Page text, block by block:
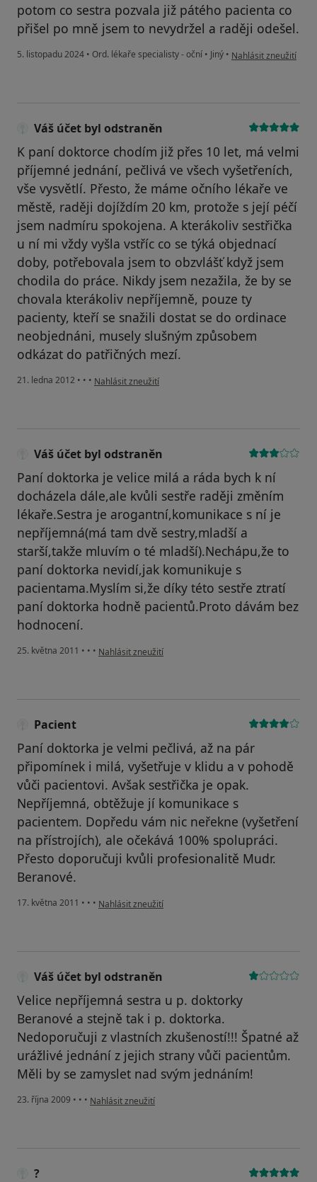
potom co sestra pozvala již pátého pacienta co
přišel po mně jsem to nevydržel a raději odešel.
5. listopadu 2024 • Ord. lékaře specialisty - oční • Jiný • podle názoru
Nahlásit zneužití
Váš účet byl odstraněn
K paní doktorce chodím již přes 10 let, má velmi
příjemné jednání, pečlivá ve všech vyšetřeních,
vše vysvětlí. Přesto, že máme očního lékaře ve
městě, raději dojíždím 20 km, protože s její péčí
jsem nadmíru spokojena. A kterákoliv sestřička
u ní mi vždy vyšla vstříc co se týká objednací
doby, potřebovala jsem to obzvlášť když jsem
chodila do práce. Nikdy jsem nezažila, že by se
chovala kterákoliv nepříjemně, pouze ty
pacienty, kteří se snažili dostat se do ordinace
neobjednáni, musely slušným způsobem
odkázat do patřičných mezí.
21. ledna 2012 • • • podle názoru uživatele Váš účet byl odstraněn
Nahlásit zneužití
Váš účet byl odstraněn
Paní doktorka je velice milá a ráda bych k ní
docházela dále,ale kvůli sestře raději změním
lékaře.Sestra je arogantní,komunikace s ní je
nepříjemná(má tam dvě sestry,mladší a
starší,takže mluvím o té mladší).Nechápu,že to
paní doktorka nevidí,jak komunikuje s
pacientama.Myslím si,že díky této sestře ztratí
paní doktorka hodně pacientů.Proto dávám bez
hodnocení.
25. května 2011 • • • podle názoru uživatele Váš účet byl odstraněn
Nahlásit zneužití
Pacient
Paní doktorka je velmi pečlivá, až na pár
připomínek i milá, vyšetřuje v klidu a v pohodě
vůči pacientovi. Avšak sestřička je opak.
Nepříjemná, obtěžuje jí komunikace s
pacientem. Dopředu vám nic neřekne (vyšetření
na přístrojích), ale očekává 100% spolupráci.
Přesto doporučuji kvůli profesionalitě Mudr.
Beranové.
17. května 2011 • • • podle názoru uživatele Pacient
Nahlásit zneužití
Váš účet byl odstraněn
Velice nepříjemná sestra u p. doktorky
Beranové a stejně tak i p. doktorka.
Nedoporučuji z vlastních zkušeností!!! Špatné až
urážlivé jednání z jejich strany vůči pacientům.
Měli by se zamyslet nad svým jednáním!
23. října 2009 • • • podle názoru uživatele Váš účet byl odstraněn
Nahlásit zneužití
?